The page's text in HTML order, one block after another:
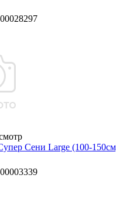
Сени Large (100-